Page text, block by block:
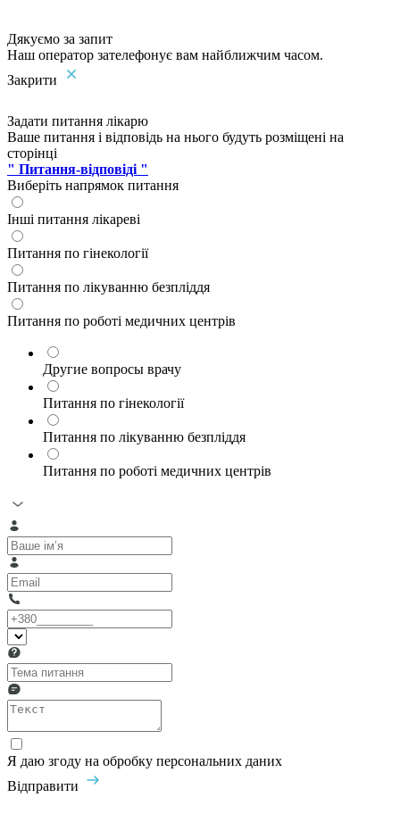
Дякуємо за запит
Наш оператор зателефонує вам найближчим часом.
Закрити
Задати питання лікарю
Ваше питання і відповідь на нього будуть розміщені на
сторінці
" Питання-відповіді "
Виберіть напрямок питання
Інші питання лікареві
Питання по гінекології
Питання по лікуванню безпліддя
Питання по роботі медичних центрів
Другие вопросы врачу
Питання по гінекології
Питання по лікуванню безпліддя
Питання по роботі медичних центрів
Я даю згоду на обробку персональних даних
Відправити